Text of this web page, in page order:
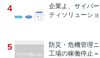
4 企業よ、サイバ
ティソリューシ
5 防災・危機管理
工場の稼働停止